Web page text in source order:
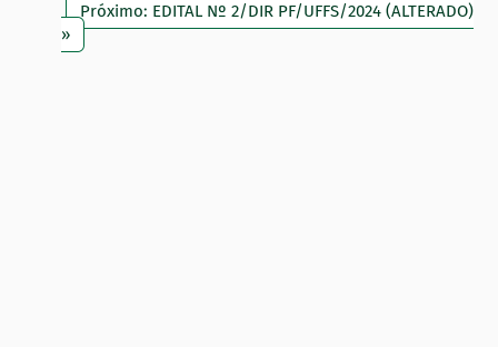
Próximo: EDITAL Nº 2/DIR PF/UFFS/2024 (ALTERADO)
»